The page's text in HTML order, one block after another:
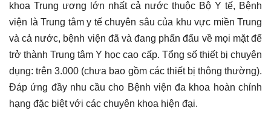
khoa Trung ương lớn nhất cả nước thuộc Bộ Y tế, Bệnh
viện là Trung tâm y tế chuyên sâu của khu vực miền Trung
và cả nước, bệnh viện đã và đang phấn đấu về mọi mặt để
trở thành Trung tâm Y học cao cấp. Tổng số thiết bị chuyên
dụng: trên 3.000 (chưa bao gồm các thiết bị thông thường).
Đáp ứng đầy nhu cầu cho Bệnh viện đa khoa hoàn chỉnh
hạng đặc biệt với các chuyên khoa hiện đại.